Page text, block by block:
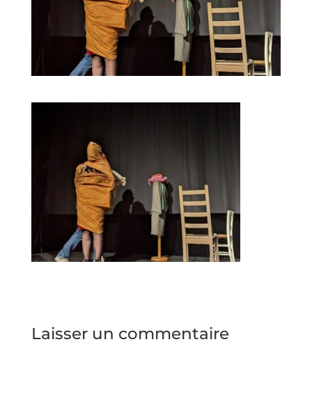
Laisser un commentaire